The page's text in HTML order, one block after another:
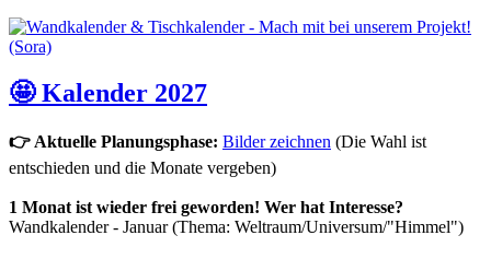
🤩 Kalender 2027
👉 Aktuelle Planungsphase: Bilder zeichnen (Die Wahl ist
entschieden und die Monate vergeben)
1 Monat ist wieder frei geworden! Wer hat Interesse?
Wandkalender - Januar (Thema: Weltraum/Universum/"Himmel")